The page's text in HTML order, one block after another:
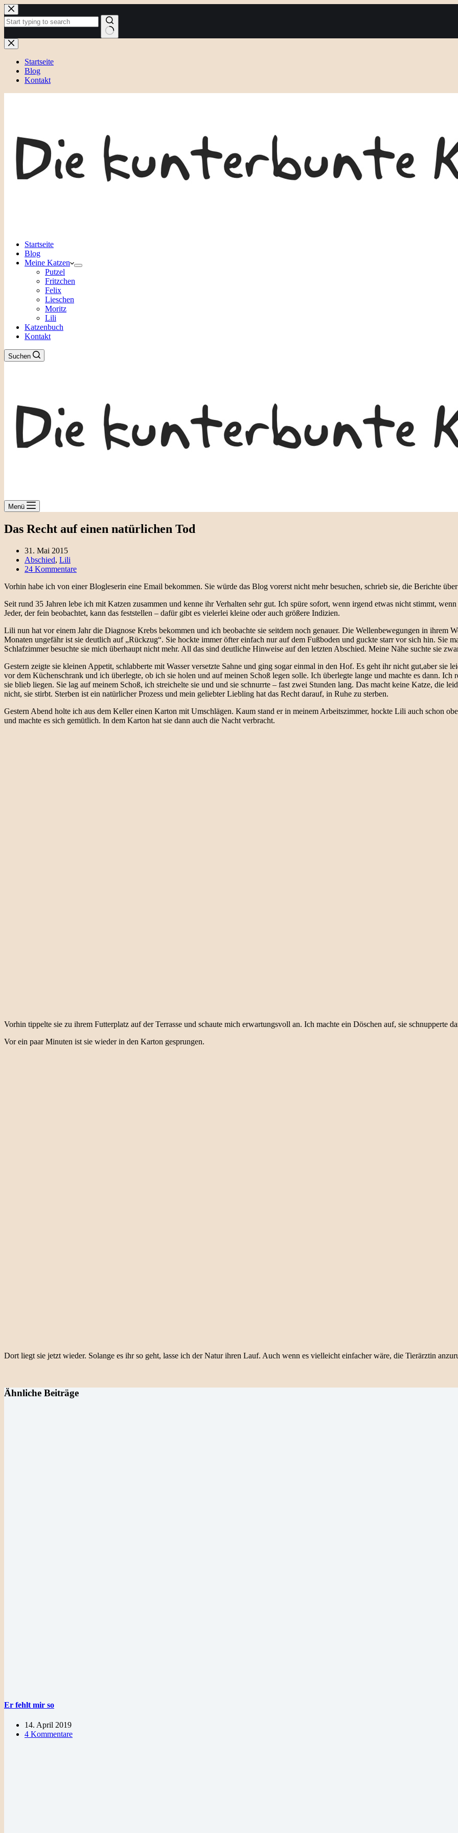
Zum
Inhalt
springen
Keine
Ergebnisse
Startseite
Blog
Kontakt
Startseite
Blog
Meine Katzen
Putzel
Fritzchen
Felix
Lieschen
Moritz
Lili
Katzenbuch
Kontakt
Suchen
Menü
Das Recht auf einen natürlichen Tod
31. Mai 2015
Abschied, Lili
24 Kommentare
Vorhin habe ich von einer Blogleserin eine Email bekommen. Sie würde das Blog vorerst nicht mehr besuchen, schrieb sie, die Berichte
Seit rund 35 Jahren lebe ich mit Katzen zusammen und kenne ihr Verhalten sehr gut. Ich spüre sofort, wenn irgend etwas nicht stimmt,
Jeder, der fein beobachtet, kann das feststellen – dafür gibt es vielerlei kleine oder auch größere Indizien.
Lili nun hat vor einem Jahr die Diagnose Krebs bekommen und ich beobachte sie seitdem noch genauer. Die Wellenbewegungen in ihrem
Monaten ungefähr ist sie deutlich auf „Rückzug“. Sie hockte immer öfter einfach nur auf dem Fußboden und guckte starr vor sich hin. Sie
Schlafzimmer besuchte sie mich überhaupt nicht mehr. All das sind deutliche Hinweise auf den letzten Abschied. Meine Nähe suchte sie
Gestern zeigte sie kleinen Appetit, schlabberte mit Wasser versetzte Sahne und ging sogar einmal in den Hof. Es geht ihr nicht gut,aber sie
vor dem Küchenschrank und ich überlegte, ob ich sie holen und auf meinen Schoß legen solle. Ich überlegte lange und machte es dann. Ich
sie blieb liegen. Sie lag auf meinem Schoß, ich streichelte sie und und sie schnurrte – fast zwei Stunden lang. Das macht keine Katze, die
nicht, sie stirbt. Sterben ist ein natürlicher Prozess und mein geliebter Liebling hat das Recht darauf, in Ruhe zu sterben.
Gestern Abend holte ich aus dem Keller einen Karton mit Umschlägen. Kaum stand er in meinem Arbeitszimmer, hockte Lili auch schon
und machte es sich gemütlich. In dem Karton hat sie dann auch die Nacht verbracht.
Vorhin tippelte sie zu ihrem Futterplatz auf der Terrasse und schaute mich erwartungsvoll an. Ich machte ein Döschen auf, sie schnupperte
Vor ein paar Minuten ist sie wieder in den Karton gesprungen.
Dort liegt sie jetzt wieder. Solange es ihr so geht, lasse ich der Natur ihren Lauf. Auch wenn es vielleicht einfacher wäre, die Tierärztin
Ähnliche Beiträge
Er fehlt mir so
14. April 2019
4 Kommentare